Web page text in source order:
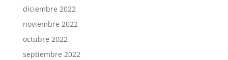
diciembre 2022
noviembre 2022
octubre 2022
septiembre 2022